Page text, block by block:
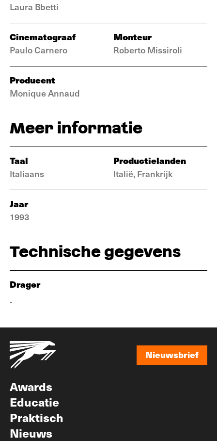
Laura Bbetti
Cinematograaf
Paulo Carnero
Monteur
Roberto Missiroli
Producent
Monique Annaud
Meer informatie
Taal
Italiaans
Productielanden
Italië, Frankrijk
Jaar
1993
Technische gegevens
Drager
-
Nieuwsbrief
Awards
Educatie
Praktisch
Nieuws